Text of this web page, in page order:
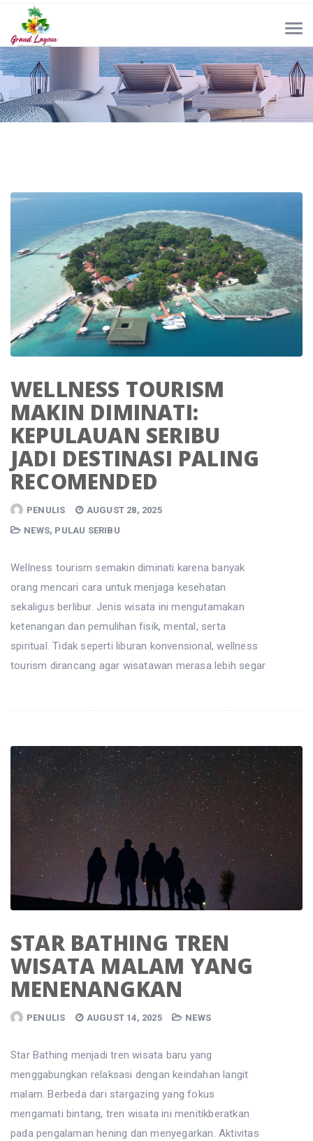
WELLNESS TOURISM
MAKIN DIMINATI:
KEPULAUAN SERIBU
JADI DESTINASI PALING
RECOMENDED
PENULIS
AUGUST 28, 2025
NEWS, PULAU SERIBU
Wellness tourism semakin diminati karena banyak
orang mencari cara untuk menjaga kesehatan
sekaligus berlibur. Jenis wisata ini mengutamakan
ketenangan dan pemulihan fisik, mental, serta
spiritual. Tidak seperti liburan konvensional, wellness
tourism dirancang agar wisatawan merasa lebih segar
STAR BATHING TREN
WISATA MALAM YANG
MENENANGKAN
PENULIS AUGUST 14, 2025 NEWS
Star Bathing menjadi tren wisata baru yang
menggabungkan relaksasi dengan keindahan langit
malam. Berbeda dari stargazing yang fokus
mengamati bintang, tren wisata ini menitikberatkan
pada pengalaman hening dan menyegarkan. Aktivitas